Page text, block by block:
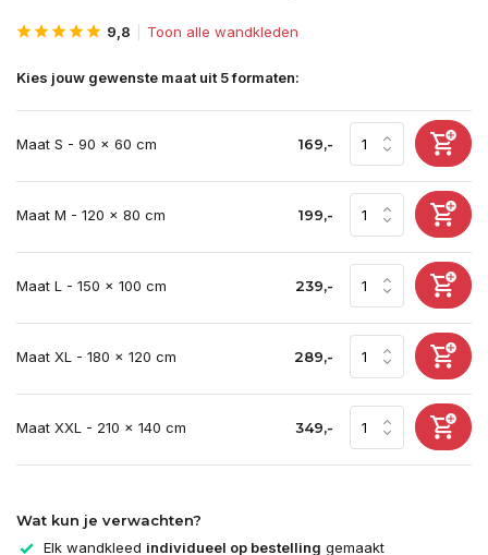
9,8 Toon alle wandkleden
Kies jouw gewenste maat uit 5 formaten:
Maat S - 90 x 60 cm 169,-
Maat M - 120 x 80 cm 199,-
Maat L - 150 x 100 cm 239,-
Maat XL - 180 x 120 cm 289,-
Maat XXL - 210 x 140 cm 349,-
Wat kun je verwachten?
Elk wandkleed individueel op bestelling gemaakt